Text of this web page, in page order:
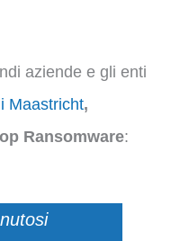
aziende e gli enti
Maastricht,
Ransomware: